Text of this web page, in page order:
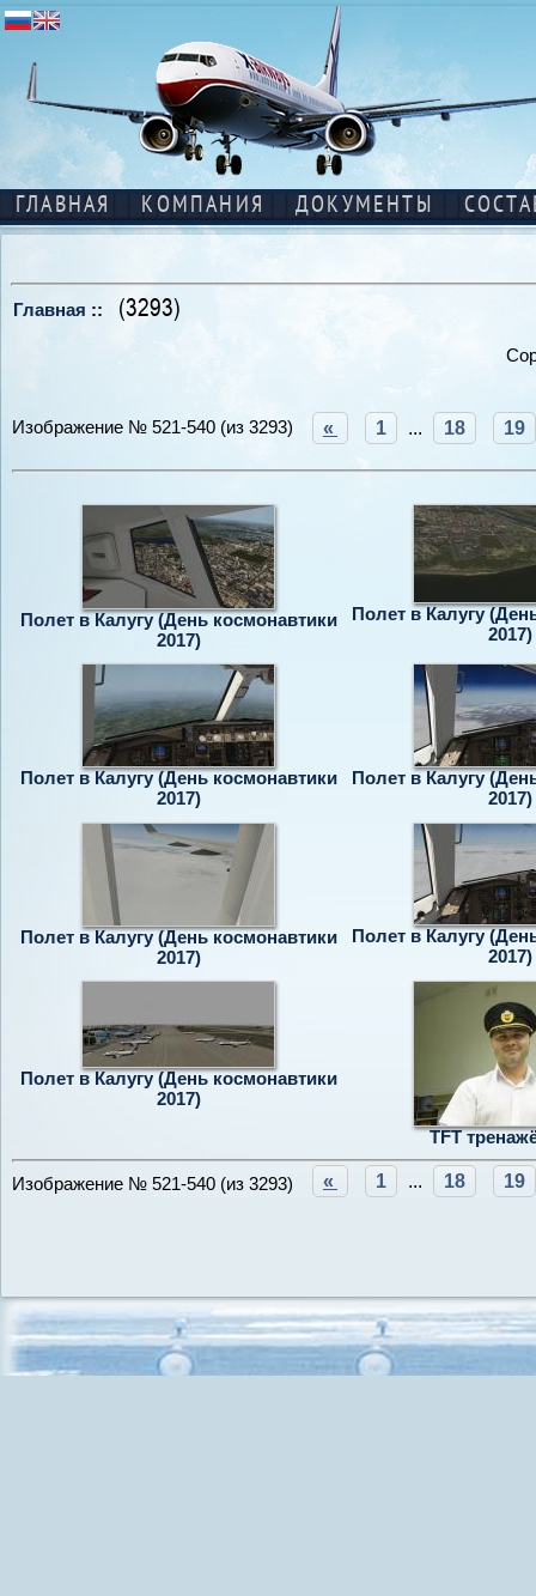
ГЛАВНАЯ КОМПАНИЯ ДОКУМЕНТЫ
Главная :: (3293)
Изображение № 521-540 (из 3293) « 1 ... 18 19
Полет в Калугу (День космонавтики
2017)
Полет в Калугу
2017)
Полет в Калугу (День космонавтики
2017)
Полет в Калугу
2017)
Полет в Калугу (День космонавтики
2017)
Полет в Калугу
2017)
Полет в Калугу (День космонавтики
2017)
TFT
Изображение № 521-540 (из 3293) « 1 ... 18 19